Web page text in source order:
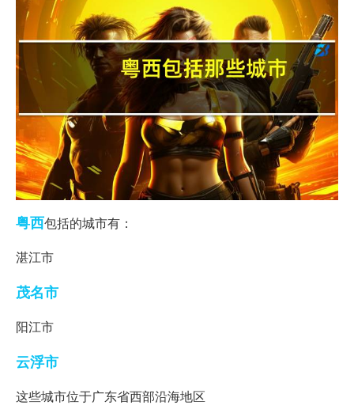
粤西包括的城市有：
湛江市
茂名市
阳江市
云浮市
这些城市位于广东省西部沿海地区